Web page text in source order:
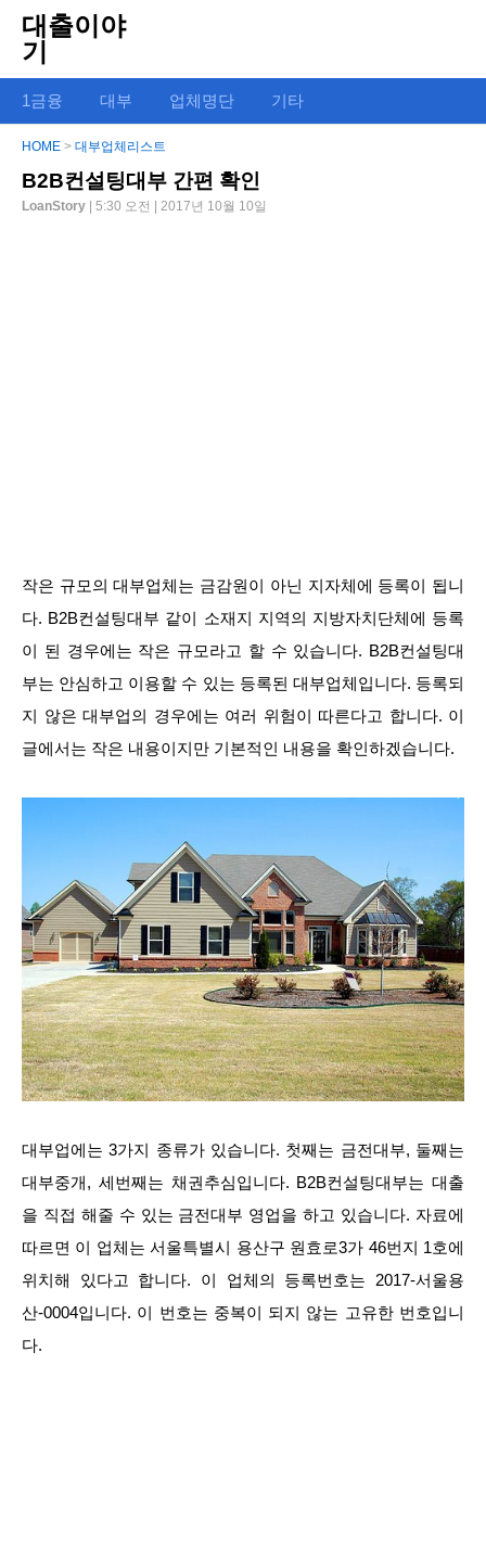
대출이야
기
1금융 대부 업체명단 기타
HOME > 대부업체리스트
B2B컨설팅대부 간편 확인
LoanStory | 5:30 오전 | 2017년 10월 10일
작은 규모의 대부업체는 금감원이 아닌 지자체에 등록이 됩니
다. B2B컨설팅대부 같이 소재지 지역의 지방자치단체에 등록
이 된 경우에는 작은 규모라고 할 수 있습니다. B2B컨설팅대
부는 안심하고 이용할 수 있는 등록된 대부업체입니다. 등록되
지 않은 대부업의 경우에는 여러 위험이 따른다고 합니다. 이
글에서는 작은 내용이지만 기본적인 내용을 확인하겠습니다.
대부업에는 3가지 종류가 있습니다. 첫째는 금전대부, 둘째는
대부중개, 세번째는 채권추심입니다. B2B컨설팅대부는 대출
을 직접 해줄 수 있는 금전대부 영업을 하고 있습니다. 자료에
따르면 이 업체는 서울특별시 용산구 원효로3가 46번지 1호에
위치해 있다고 합니다. 이 업체의 등록번호는 2017-서울용
산-0004입니다. 이 번호는 중복이 되지 않는 고유한 번호입니
다.